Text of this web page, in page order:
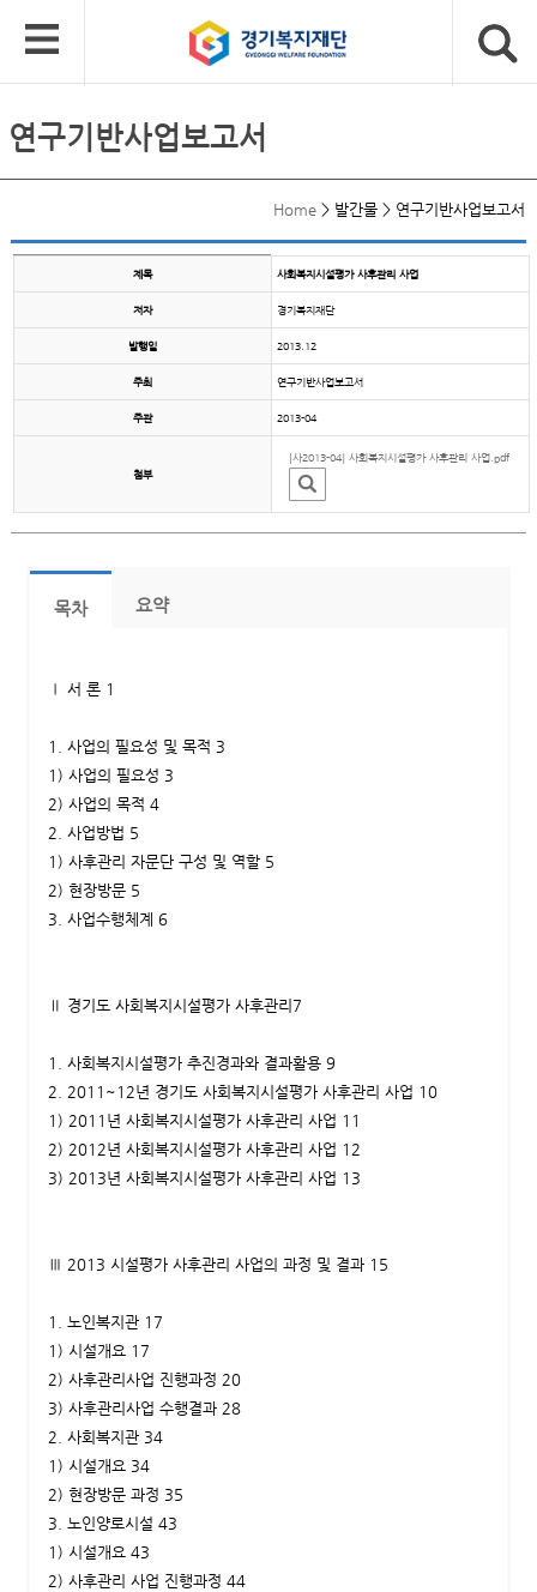
연구기반사업보고서
Home > 발간물 > 연구기반사업보고서
제목 사회복지시설평가 사후관리 사업
저자 경기복지재단
발행일 2013.12
주최 연구기반사업보고서
주관 2013-04
첨부
[사2013-04] 사회복지시설평가 사후관리 사업.pdf
목차
Ⅰ 서 론 1
1. 사업의 필요성 및 목적 3
1) 사업의 필요성 3
2) 사업의 목적 4
2. 사업방법 5
1) 사후관리 자문단 구성 및 역할 5
2) 현장방문 5
3. 사업수행체계 6
Ⅱ 경기도 사회복지시설평가 사후관리7
1. 사회복지시설평가 추진경과와 결과활용 9
2. 2011~12년 경기도 사회복지시설평가 사후관리 사업 10
1) 2011년 사회복지시설평가 사후관리 사업 11
2) 2012년 사회복지시설평가 사후관리 사업 12
3) 2013년 사회복지시설평가 사후관리 사업 13
Ⅲ 2013 시설평가 사후관리 사업의 과정 및 결과 15
1. 노인복지관 17
1) 시설개요 17
2) 사후관리사업 진행과정 20
3) 사후관리사업 수행결과 28
2. 사회복지관 34
1) 시설개요 34
2) 현장방문 과정 35
3. 노인양로시설 43
1) 시설개요 43
2) 사후관리 사업 진행과정 44
요약